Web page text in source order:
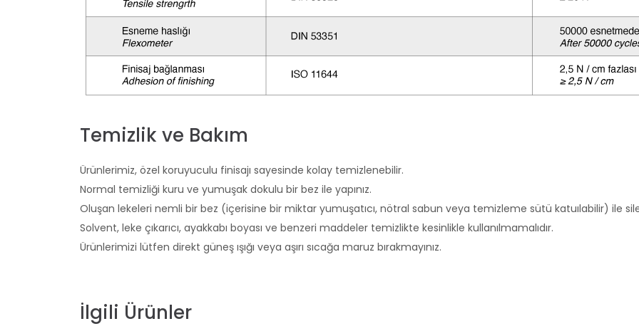
Temizlik ve Bakım
Ürünlerimiz, özel koruyuculu finisajı sayesinde kolay temizlenebilir.
Normal temizliği kuru ve yumuşak dokulu bir bez ile yapınız.
Oluşan lekeleri nemli bir bez (içerisine bir miktar yumuşatıcı, nötral sabun veya temizleme sütü katuılabilir) ile
Solvent, leke çıkarıcı, ayakkabı boyası ve benzeri maddeler temizlikte kesinlikle kullanılmamalıdır.
Ürünlerimizi lütfen direkt güneş ışığı veya aşırı sıcağa maruz bırakmayınız.
İlgili Ürünler